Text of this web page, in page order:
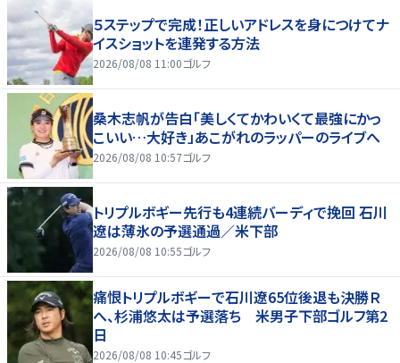
５ステップで完成！正しいアドレスを身につけてナ
イスショットを連発する方法
2026/08/08 11:00ゴルフ
桑木志帆が告白「美しくてかわいくて最強にかっ
こいい…大好き」あこがれのラッパーのライブへ
2026/08/08 10:57ゴルフ
トリプルボギー先行も4連続バーディで挽回 石川
遼は薄氷の予選通過／米下部
2026/08/08 10:55ゴルフ
痛恨トリプルボギーで石川遼65位後退も決勝Ｒ
へ、杉浦悠太は予選落ち 米男子下部ゴルフ第2
日
2026/08/08 10:45ゴルフ